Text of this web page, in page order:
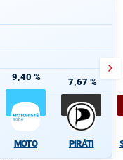
9,40 %
MOTO
7,67 %
PIRÁTI